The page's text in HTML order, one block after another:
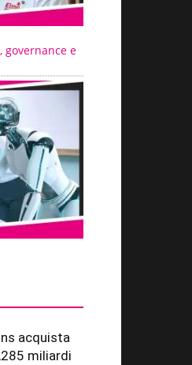
governance e
acquista
miliardi